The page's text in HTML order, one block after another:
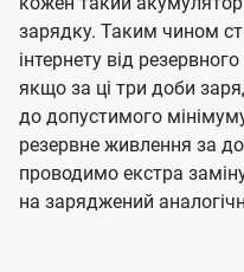
зарядку. Таким чином
інтернету від
якщо за ці три доби
до допустимого
резервне живлення за
проводимо екстра
на заряджений